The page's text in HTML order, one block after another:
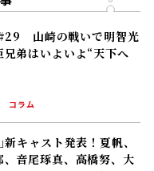
新キャスト発表！夏帆、
音尾琢真、高橋努、大
人公･美咲(森田望智)が
々 2027年度前期放送
ン」
トピック
教訓を生かす――支えあう
とペット〜